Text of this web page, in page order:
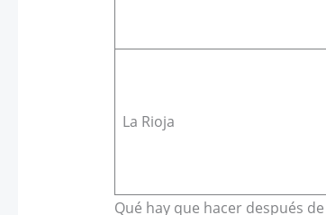
La Rioja
Qué hay que hacer después